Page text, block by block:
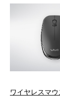
ワイヤレスマウ